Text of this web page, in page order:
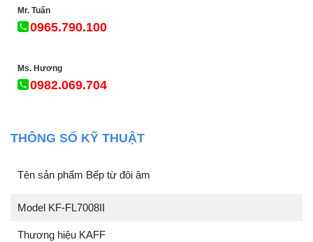
Mr. Tuấn
0965.790.100
Ms. Hương
0982.069.704
THÔNG SỐ KỸ THUẬT
Tên sản phẩm Bếp từ đôi âm
Model KF-FL7008II
Thương hiệu KAFF